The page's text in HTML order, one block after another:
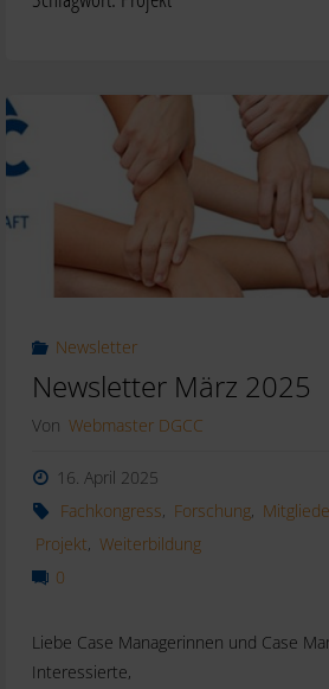
Newsletter
Newsletter März 2025
Von Webmaster DGCC
16. April 2025
Fachkongress, Forschung,
Projekt, Weiterbildung
0
Liebe Case Managerinnen und Case
Interessierte,